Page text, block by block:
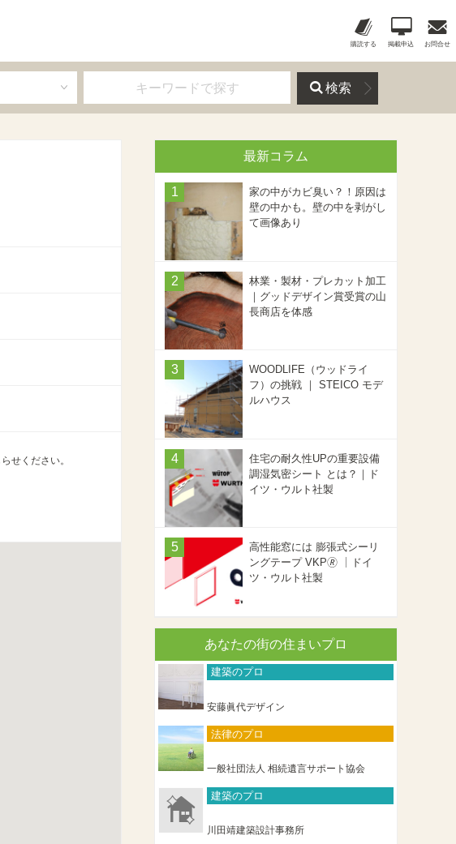
購読する 掲載申込 お問合せ
検索
せください。
最新コラム
家の中がカビ臭い？！原因は
壁の中かも。壁の中を剥がし
て画像あり
林業・製材・プレカット加工
｜グッドデザイン賞受賞の山
長商店を体感
WOODLIFE（ウッドライ
フ）の挑戦 ｜ STEICO モデ
ルハウス
住宅の耐久性UPの重要設備
調湿気密シート とは？｜ド
イツ・ウルト社製
高性能窓には 膨張式シーリ
ングテープ VKP🄬 ｜ドイ
ツ・ウルト社製
あなたの街の住まいプロ
建築のプロ
安藤眞代デザイン
法律のプロ
一般社団法人 相続遺言サポート協会
建築のプロ
川田靖建築設計事務所